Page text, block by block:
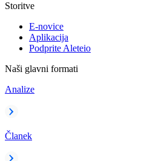
Storitve
E-novice
Aplikacija
Podprite Aleteio
Naši glavni formati
Analize
Članek